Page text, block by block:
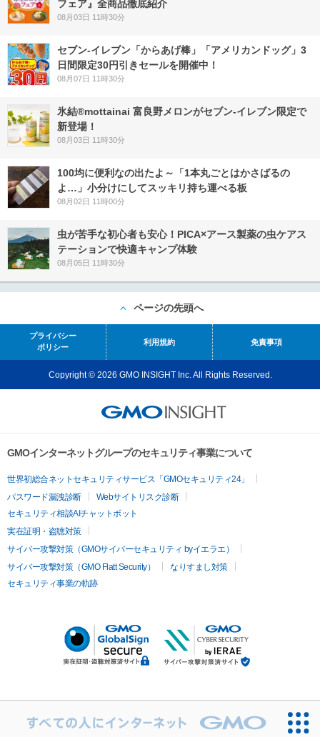
フェア』全商品徹底紹介
08月03日 11時30分
セブン‐イレブン「からあげ棒」「アメリカンドッグ」3
日間限定30円引きセールを開催中！
08月07日 11時30分
氷結®mottainai 富良野メロンがセブン‐イレブン限定で
新登場！
08月03日 11時30分
100均に便利なの出たよ～「1本丸ごとはかさばるの
よ…」小分けにしてスッキリ持ち運べる板
08月02日 11時00分
虫が苦手な初心者も安心！PICA×アース製薬の虫ケアス
テーションで快適キャンプ体験
08月05日 11時30分
ページの先頭へ
プライバシー
ポリシー
利用規約 免責事項
Copyright © 2026 GMO INSIGHT Inc. All Rights Reserved.
GMOインターネットグループのセキュリティ事業について
世界初総合ネットセキュリティサービス「GMOセキュリティ24」
パスワード漏洩診断
Webサイトリスク診断
セキュリティ相談AIチャットボット
実在証明・盗聴対策
サイバー攻撃対策（GMOサイバーセキュリティ byイエラエ）
サイバー攻撃対策（GMO Flatt Security）
なりすまし対策
セキュリティ事業の軌跡